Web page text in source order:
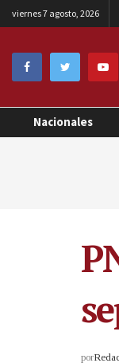
viernes 7 agosto, 2026
Nacionales
por